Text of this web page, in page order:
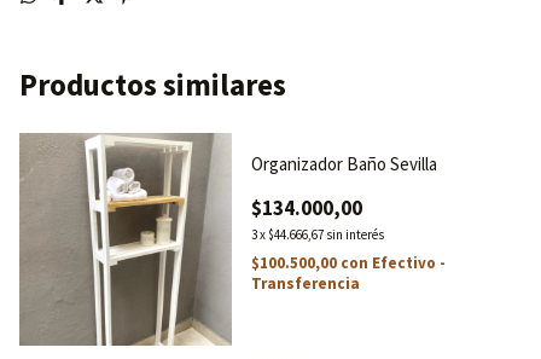
Productos similares
Organizador Baño Sevilla
$134.000,00
3x $44.666,67 sin interés
$100.500,00 con Efectivo -
Transferencia